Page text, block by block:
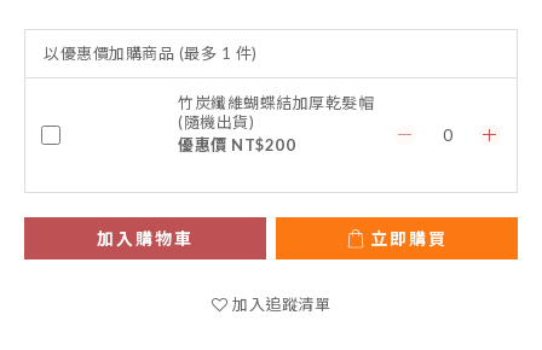
以優惠價加購商品 (最多 1 件)
竹炭纖維蝴蝶結加厚乾髮帽
(隨機出貨)
優惠價 NT$200
加入購物車 立即購買
加入追蹤清單